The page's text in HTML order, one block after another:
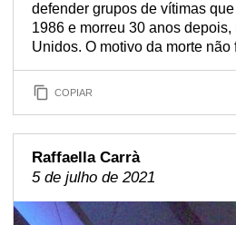
defender grupos de vítimas
1986 e morreu 30 anos
Unidos. O motivo da morte não
COPIAR
Raffaella Carrà
5 de julho de 2021